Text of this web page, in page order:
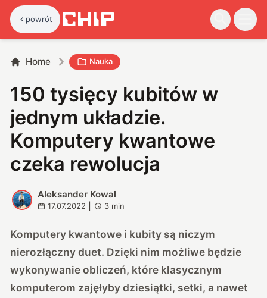
powrót
Home Nauka
150 tysięcy kubitów w
jednym układzie.
Komputery kwantowe
czeka rewolucja
A
Aleksander Kowal
17.07.2022 3 min
Komputery kwantowe i kubity są niczym
nierozłączny duet. Dzięki nim możliwe będzie
wykonywanie obliczeń, które klasycznym
komputerom zajęłyby dziesiątki, setki, a nawet